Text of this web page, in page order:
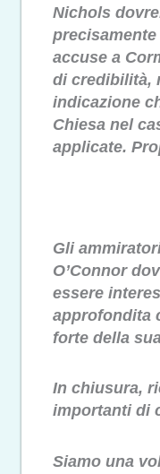
Nichols
accuse a
di credibilità,
indicazione
Chiesa nel
applicate.
Gli
O’Connor
essere
approfondita
forte della
In chiusura,
importanti di
Siamo una